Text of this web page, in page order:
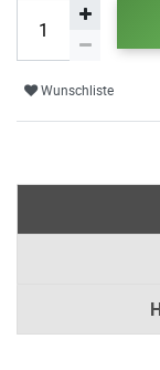
Wunschliste